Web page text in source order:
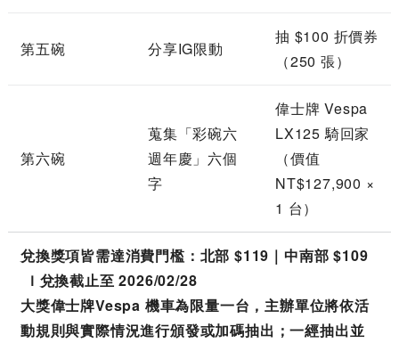
第五碗 分享IG限動
抽 $100 折價券
（250 張）
第六碗
蒐集「彩碗六
週年慶」六個
字
偉士牌 Vespa
LX125 騎回家
（價值
NT$127,900 ×
1 台）
兌換獎項皆需達消費門檻：北部 $119｜中南部 $109
Ｉ兌換截止至 2026/02/28
大獎偉士牌Vespa 機車為限量一台，主辦單位將依活
動規則與實際情況進行頒發或加碼抽出；一經抽出並